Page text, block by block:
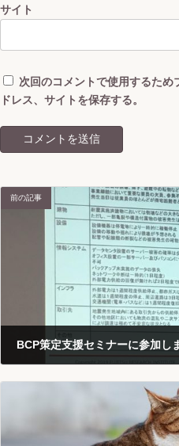
サイト
次回のコメントで使用するた
ドレス、サイトを保存する。
前の記事
BCP策定支援セミナーに参加し